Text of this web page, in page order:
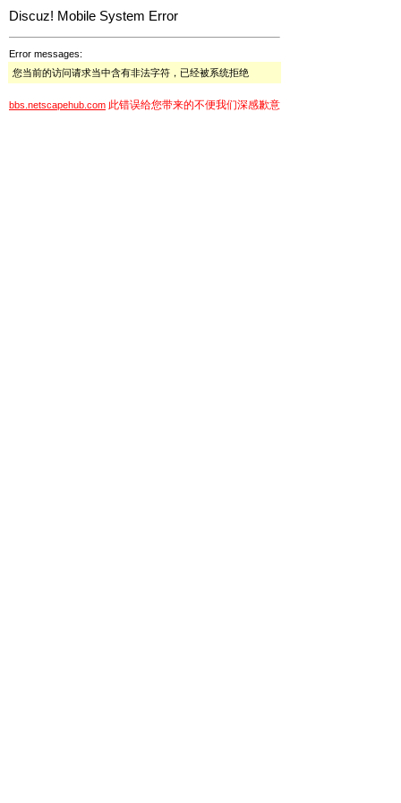
Discuz! Mobile System Error
Error messages:
您当前的访问请求当中含有非法字符，已经被系统拒绝
bbs.netscapehub.com 此错误给您带来的不便我们深感歉意